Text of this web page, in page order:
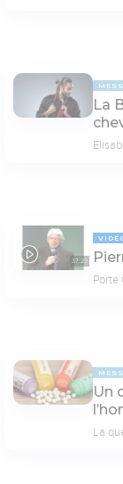
La
37:23
Porte
Un
La